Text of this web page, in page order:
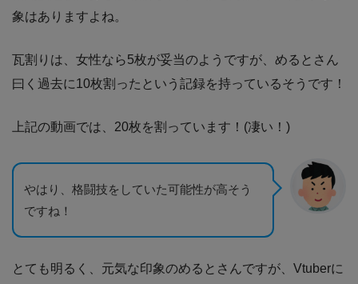
象はありますよね。
瓦割りは、女性なら5枚が妥当のようですが、めるとさん
曰く過去に10枚割ったという記録を持っているそうです！
上記の動画では、20枚を割っています！(凄い！)
やはり、格闘技をしていた可能性が高そう
ですね！
とても明るく、元気な印象のめるとさんですが、Vtuberに